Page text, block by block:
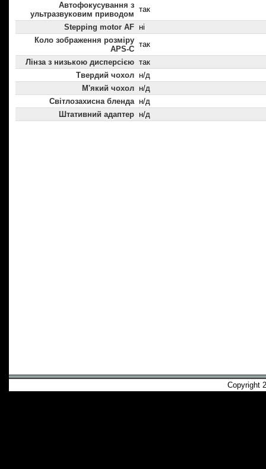
Автофокусування з
ультразвуковим приводом
так
Stepping motor AF ні
Коло зображення розміру
APS-C
так
Лінза з низькою дисперсією так
Твердий чохол н/д
М'який чохол н/д
Світлозахисна бленда н/д
Штативний адаптер н/д
Copyright